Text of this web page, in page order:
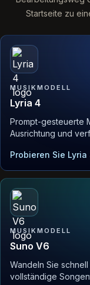
Startseite zu
MUSIKMODELL
Lyria 4
Prompt-gesteuerte
Ausrichtung und
Probieren Sie Lyria
MUSIKMODELL
Suno V6
Wandeln Sie
vollständige